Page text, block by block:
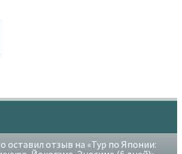
дворец и исторический центр Токи
дзи
гора Фудзи и озеро Кавагучико
парк
Ненба
оставил отзыв на «Тур по Японии: